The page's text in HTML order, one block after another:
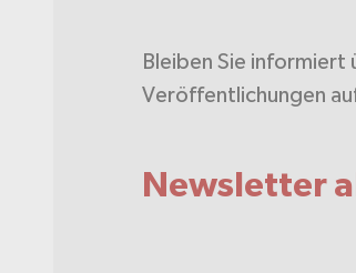
Bleiben Sie informiert
Veröffentlichungen
Newsletter